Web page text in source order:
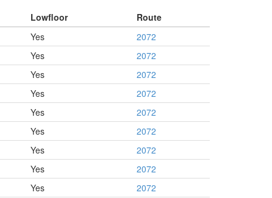
Lowfloor
Route
Yes
2072
Yes
2072
Yes
2072
Yes
2072
Yes
2072
Yes
2072
Yes
2072
Yes
2072
Yes
2072